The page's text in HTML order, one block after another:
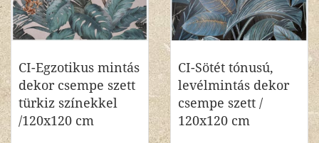
CI-Egzotikus mintás
dekor csempe szett
türkiz színekkel
/120x120 cm
CI-Sötét tónusú,
levélmintás dekor
csempe szett /
120x120 cm